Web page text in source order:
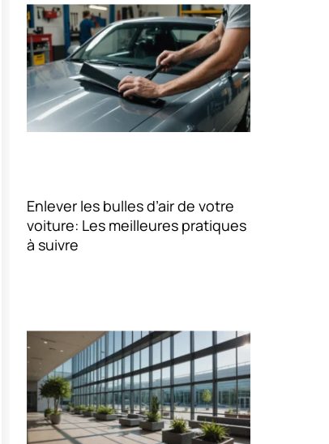
Enlever les bulles d’air de votre
voiture: Les meilleures pratiques
à suivre